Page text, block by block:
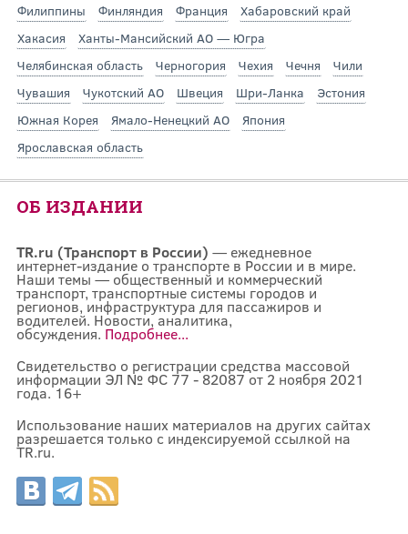
Филиппины
Финляндия Франция
Хабаровский край
Хакасия
Ханты-Мансийский АО — Югра
Челябинская область
Черногория Чехия Чечня
Чили
Чувашия
Чукотский АО Швеция Шри-Ланка
Эстония
Южная Корея
Ямало-Ненецкий АО
Япония
Ярославская область
ОБ ИЗДАНИИ
TR.ru (Транспорт в России) — ежедневное
интернет-издание о транспорте в России и в мире.
Наши темы — общественный и коммерческий
транспорт, транспортные системы городов и
регионов, инфраструктура для пассажиров и
водителей. Новости, аналитика,
обсуждения. Подробнее...
Свидетельство о регистрации средства массовой
информации ЭЛ № ФС 77 - 82087 от 2 ноября 2021
года. 16+
Использование наших материалов на других сайтах
разрешается только с индексируемой ссылкой на
TR.ru.